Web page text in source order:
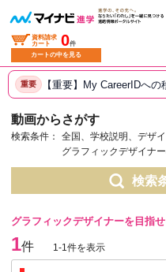
資料請求
カート
0件
カートの中を見る
重要 【重要】My CareerIDへの
動画からさがす
検索条件：
全国、学校説明、デザ
グラフィックデザイナ
検索
グラフィックデザイナーを目指
1件 1-1件を表示